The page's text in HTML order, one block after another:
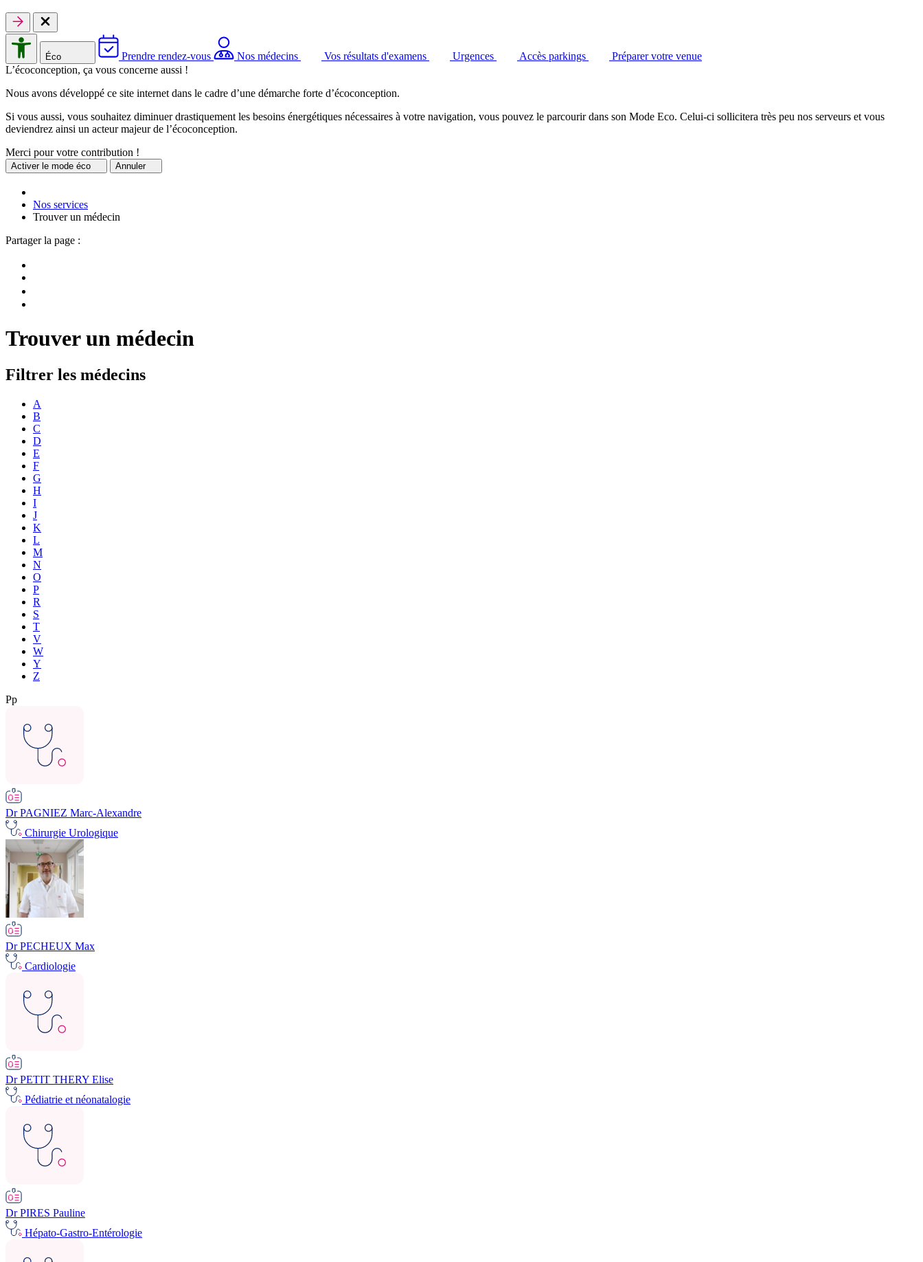
Éco Prendre rendez-vous Nos médecins Vos résultats d'examens Urgences Accès parkings
Préparer votre venue
L’écoconception, ça vous concerne aussi !
Nous avons développé ce site internet dans le cadre d’une démarche forte d’écoconception.
Si vous aussi, vous souhaitez diminuer drastiquement les besoins énergétiques nécessaires à votre navigation, vous pouvez le parcourir dans son Mode Eco. Celui-ci sollicitera très peu nos serveurs et vous
deviendrez ainsi un acteur majeur de l’écoconception.
Merci pour votre contribution !
Activerle mode éco Annuler
Nos services
Trouver un médecin
Partager la page :
Trouver un médecin
Filtrer les médecins
A
B
C
D
E
F
G
H
I
J
K
L
M
N
O
P
R
S
T
V
W
Y
Z
Pp
Dr PAGNIEZ Marc-Alexandre
Chirurgie Urologique
Dr PECHEUX Max
Cardiologie
Dr PETIT THERY Elise
Pédiatrie et néonatalogie
Dr PIRES Pauline
Hépato-Gastro-Entérologie